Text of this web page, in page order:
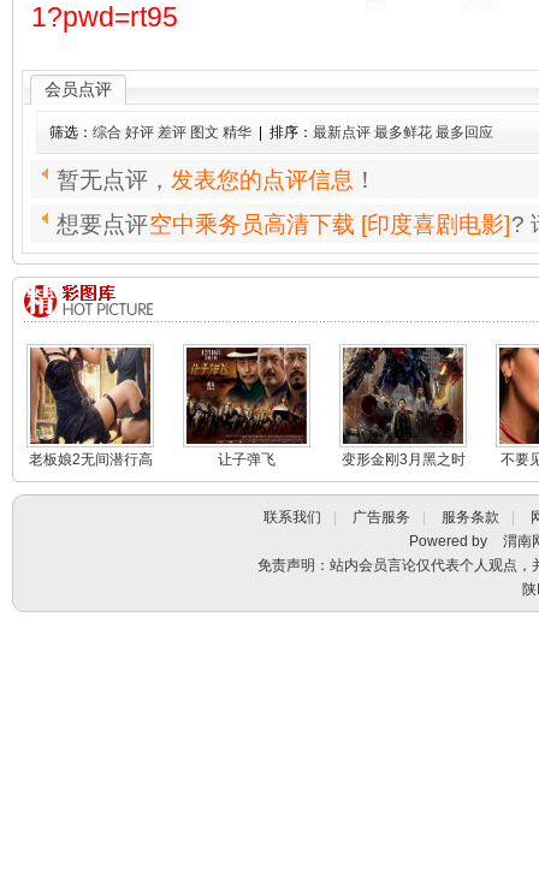
1?pwd=rt95
会员点评
筛选： 综合 好评 差评 图文 精华 | 排序： 最新点评 最多鲜花 最多回应
暂无点评， 发表您的点评信息 ！
想要点评空中乘务员高清下载 [印度喜剧电影]?
老板娘2无间潜行高
清下载
让子弹飞 变形金刚3月黑之时
不要
联系我们
广告服务 服务条款
Powered by
渭南
免责声明：站内会员言论仅代表个人观点